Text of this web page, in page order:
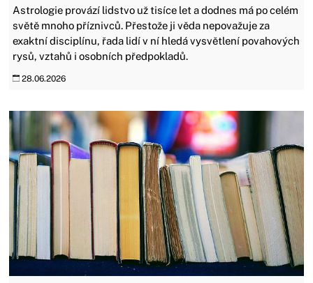
Astrologie provází lidstvo už tisíce let a dodnes má po celém
světě mnoho příznivců. Přestože ji věda nepovažuje za
exaktní disciplínu, řada lidí v ní hledá vysvětlení povahových
rysů, vztahů i osobních předpokladů.
28.06.2026